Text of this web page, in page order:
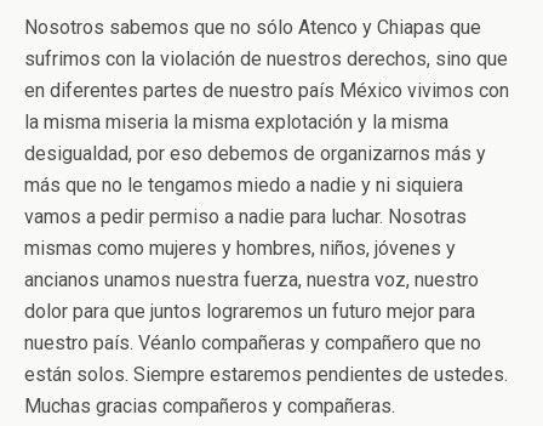
Nosotros sabemos que no sólo Atenco y Chiapas que
sufrimos con la violación de nuestros derechos, sino que
en diferentes partes de nuestro país México vivimos con
la misma miseria la misma explotación y la misma
desigualdad, por eso debemos de organizarnos más y
más que no le tengamos miedo a nadie y ni siquiera
vamos a pedir permiso a nadie para luchar. Nosotras
mismas como mujeres y hombres, niños, jóvenes y
ancianos unamos nuestra fuerza, nuestra voz, nuestro
dolor para que juntos lograremos un futuro mejor para
nuestro país. Véanlo compañeras y compañero que no
están solos. Siempre estaremos pendientes de ustedes.
Muchas gracias compañeros y compañeras.